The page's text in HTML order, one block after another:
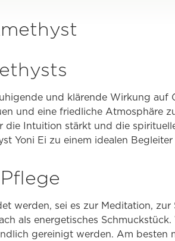
und klärende Wirkung auf
und eine friedliche Atmosphäre
die Intuition stärkt und die
Yoni Ei zu einem idealen
werden, sei es zur Meditation, zur
als energetisches
gereinigt werden. Am besten